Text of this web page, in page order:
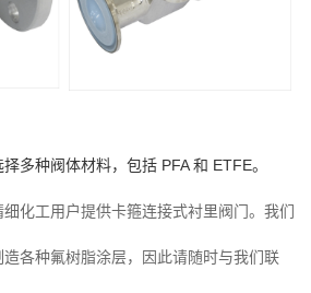
多种阀体材料，包括 PFA 和 ETFE。
化工用户提供卡箍连接式衬里阀门。我们
各种氟树脂涂层，因此请随时与我们联